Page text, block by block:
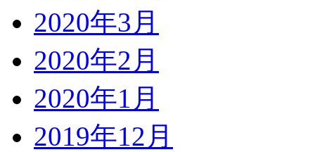
2020年3月
2020年2月
2020年1月
2019年12月